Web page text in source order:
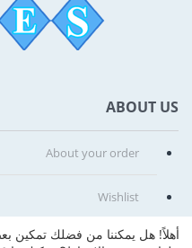
ABOUT US
About your order
Wishlist
Comparison list
أهلاً! هل يمكننا من فضلك تمكين